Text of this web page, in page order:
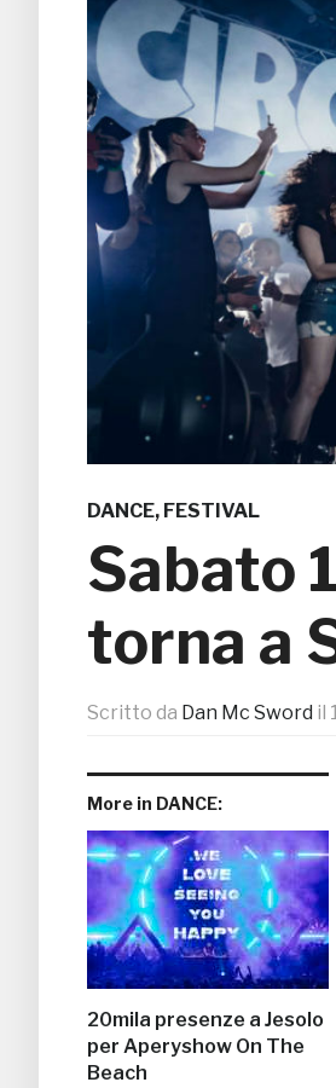
DANCE, FESTIVAL
Sabato
torna a
Scritto da Dan Mc Sword il
More in DANCE:
20mila presenze a Jesolo
per Aperyshow On The
Beach